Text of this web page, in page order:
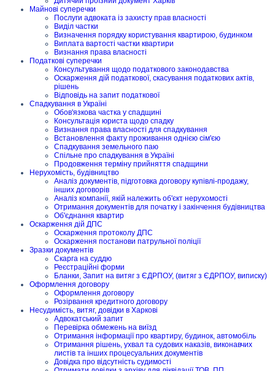
Майнові суперечки
Послуги адвоката із захисту прав власності
Виділ частки
Визначення порядку користування квартирою, будинком
Виплата вартості частки квартири
Визнання права власності
Податкові суперечки
Консультування щодо податкового законодавства
Оскарження дій податкової, скасування податкових актів,
рішень
Відповідь на запит податкової
Спадкування в Україні
Обов'язкова частка у спадщині
Консультація юриста щодо спадку
Визнання права власності для спадкування
Встановлення факту проживання однією сім'єю
Спадкування земельного паю
Спільне про спадкування в Україні
Продовження терміну прийняття спадщини
Нерухомість, будівництво
Аналіз документів, підготовка договору купівлі-продажу,
інших договорів
Аналіз компанії, якій належить об'єкт нерухомості
Отримання документів для початку і закінчення будівництва
Об'єднання квартир
Оскарження дій ДПС
Оскарження протоколу ДПС
Оскарження постанови патрульної поліції
Зразки документів
Скарга на суддю
Реєстраційні форми
Бланки, Запит на витяг з ЄДРПОУ, (витяг з ЄДРПОУ, виписку)
Оформлення договору
Оформлення договору
Розірвання кредитного договору
Несудимість, витяг, довідки в Харкові
Адвокатський запит
Перевірка обмежень на виїзд
Отримання інформації про квартиру, будинок, автомобіль
Отримання рішень, ухвал та судових наказів, виконавчих
листів та інших процесуальних документів
Довідка про відсутність судимості